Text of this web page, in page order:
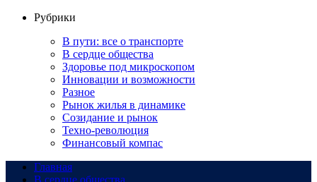
Рубрики
В пути: все о транспорте
В сердце общества
Здоровье под микроскопом
Инновации и возможности
Разное
Рынок жилья в динамике
Созидание и рынок
Техно-революция
Финансовый компас
Главная
В сердце общества